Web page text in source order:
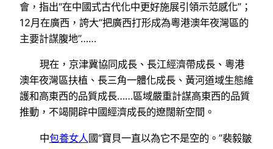
會，指出“在中國式古代化中更好施展引領示范感化”；
12月在廣西，誇大“把廣西打形成為粵港澳年夜灣區的
主要計謀腹地”……
現在，京津冀協同成長、長江經濟帶成長、粵港
澳年夜灣區扶植、長三角一體化成長、黃河道域生態維
護和高東西的品質成長……區域嚴重計謀高東西的品質
推動，不竭開辟中國經濟成長的遼闊新空間。
中包養女人國“寶貝一直以為它不是空的。”裴毅皺